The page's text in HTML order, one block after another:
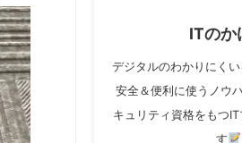
ITのか
デジタルのわかりにくい
安全＆便利に使うノウ
キュリティ資格をもつ
す